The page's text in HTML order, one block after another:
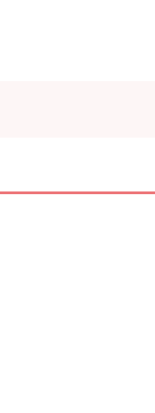
開きます。